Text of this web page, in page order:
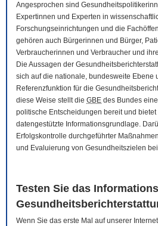
Angesprochen sind
Expertinnen und Experten in
Forschungseinrichtungen und die
gehören auch Bürgerinnen und Bürger,
Verbraucherinnen und Verbraucher und
Die Aussagen der
sich auf die nationale, bundesweite Ebene
Referenzfunktion für die
diese Weise stellt die GBE des Bundes
politische Entscheidungen bereit und
datengestützte Informationsgrundlage.
Erfolgskontrolle durchgeführter
und Evaluierung von Gesundheitszielen
Testen Sie das
Wenn Sie das erste Mal auf unserer